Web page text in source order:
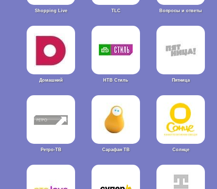
Shopping Live TLC Вопросы и ответы
Домашний НТВ Стиль Пятница
Ретро-ТВ Сарафан ТВ Солнце